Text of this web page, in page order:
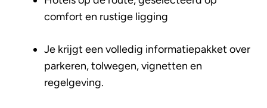
comfort en rustige ligging
Je krijgt een volledig informatiepakket over
parkeren, tolwegen, vignetten en
regelgeving.